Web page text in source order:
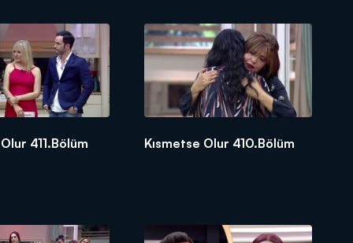
411.Bölüm Kısmetse Olur 410.Bölüm